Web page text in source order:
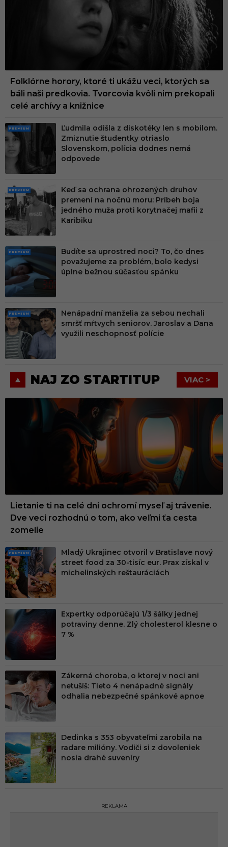
Folklórne horory, ktoré ti ukážu veci, ktorých sa
báli naši predkovia. Tvorcovia kvôli nim prekopali
celé archívy a knižnice
PRE
MIU
M
Ľudmila odišla z diskotéky len s mobilom.
Zmiznutie študentky otriaslo
Slovenskom, polícia dodnes nemá
odpovede
PRE
MIU
M
Keď sa ochrana ohrozených druhov
premení na nočnú moru: Príbeh boja
jedného muža proti korytnačej mafii z
Karibiku
PRE
MIU
M
Budíte sa uprostred noci? To, čo dnes
považujeme za problém, bolo kedysi
úplne bežnou súčasťou spánku
PRE
MIU
M
Nenápadní manželia za sebou nechali
smršť mŕtvych seniorov. Jaroslav a Dana
využili neschopnosť polície
NAJ ZO STARTITUP VIAC >
Lietanie ti na celé dni ochromí myseľ aj trávenie.
Dve veci rozhodnú o tom, ako veľmi ťa cesta
zomelie
PRE
MIU
M
Mladý Ukrajinec otvoril v Bratislave nový
street food za 30-tisíc eur. Prax získal v
michelinských reštauráciách
Expertky odporúčajú 1/3 šálky jednej
potraviny denne. Zlý cholesterol klesne o
7 %
Zákerná choroba, o ktorej v noci ani
netušíš: Tieto 4 nenápadné signály
odhalia nebezpečné spánkové apnoe
Dedinka s 353 obyvateľmi zarobila na
radare milióny. Vodiči si z dovoleniek
nosia drahé suveníry
REKLAMA